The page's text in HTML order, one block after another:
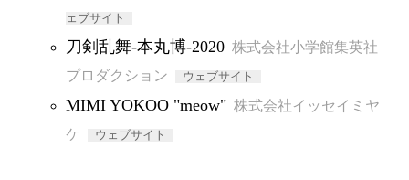
ェブサイト
刀剣乱舞-本丸博-2020 株式会社小学館集英社
プロダクション
ウェブサイト
MIMI YOKOO "meow" 株式会社イッセイミヤ
ケ
ウェブサイト